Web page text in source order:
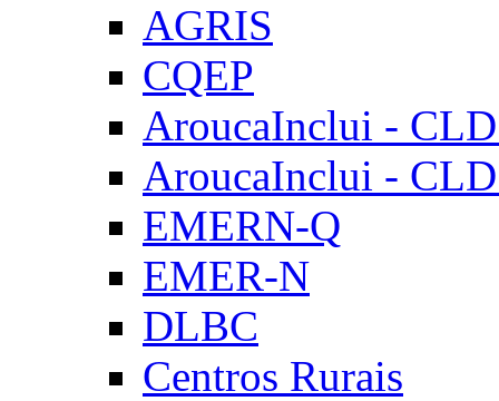
AGRIS
CQEP
AroucaInclui -
AroucaInclui -
EMERN-Q
EMER-N
DLBC
Centros Rurais